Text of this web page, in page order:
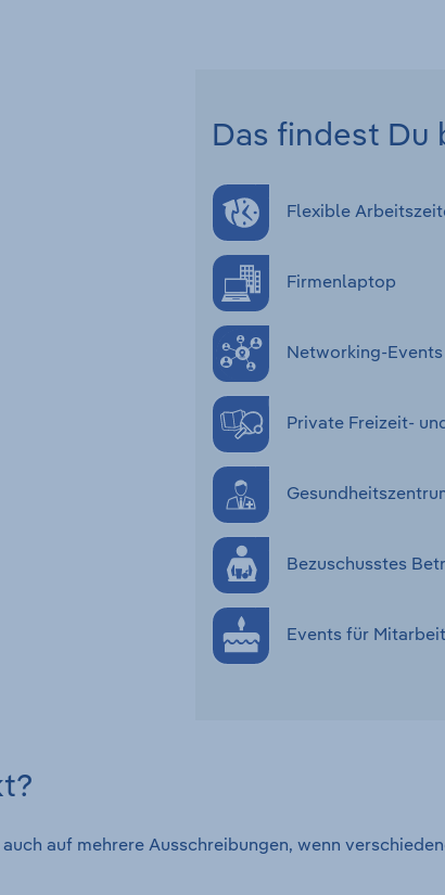
Das findest Du
Flexible
Firmenlaptop
Networking-Events
Private Freizeit-
Bezuschusstes
Events für
auf mehrere Ausschreibungen, wenn